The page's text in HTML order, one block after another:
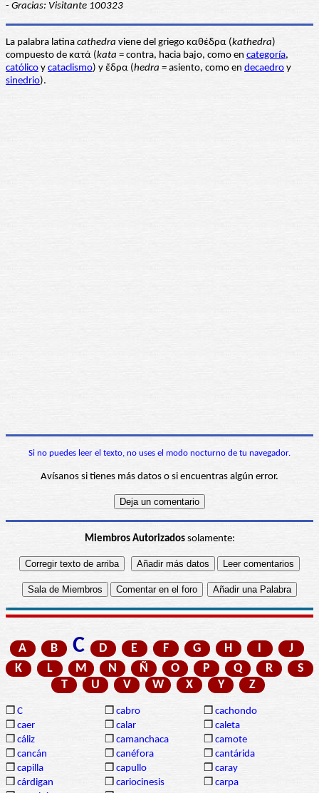
- Gracias: Visitante 100323
La palabra latina cathedra viene del griego καθέδρα (kathedra)
compuesto de κατά (kata = contra, hacia bajo, como en categoría,
católico y cataclismo) y ἕδρα (hedra = asiento, como en decaedro y
sinedrio).
Si no puedes leer el texto, no uses el modo nocturno de tu navegador.
Avísanos si tienes más datos o si encuentras algún error.
Miembros Autorizadossolamente:
A B C D E F G H I
J
K
L M N Ñ O P Q R
S
T
U V W X Y Z
❒ C ❒ cabro ❒ cachondo
❒ caer ❒ calar ❒ caleta
❒ cáliz ❒ camanchaca ❒ camote
❒ cancán ❒ canéfora ❒ cantárida
❒ capilla ❒ capullo ❒ caray
❒ cárdigan ❒ cariocinesis ❒ carpa